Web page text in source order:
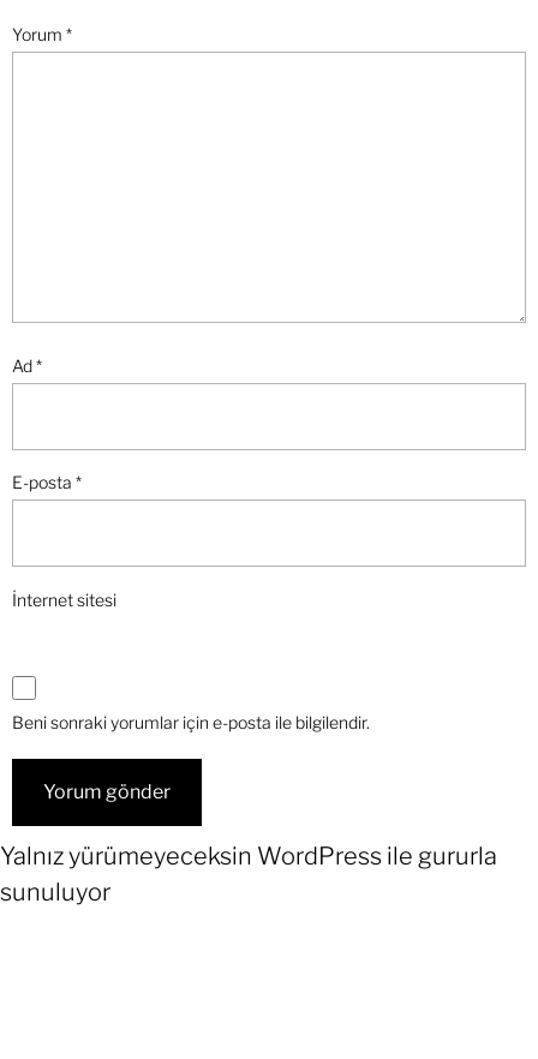
Yorum *
Ad*
E-posta *
İnternet sitesi
Beni sonraki yorumlar için e-posta ile bilgilendir.
Yalnız yürümeyeceksin WordPress ile gururla
sunuluyor